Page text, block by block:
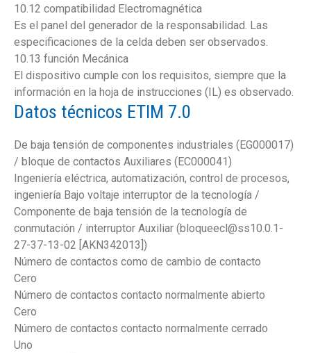
10.12 compatibilidad Electromagnética
Es el panel del generador de la responsabilidad. Las
especificaciones de la celda deben ser observados.
10.13 función Mecánica
El dispositivo cumple con los requisitos, siempre que la
información en la hoja de instrucciones (IL) es observado.
Datos técnicos ETIM 7.0
De baja tensión de componentes industriales (EG000017)
/ bloque de contactos Auxiliares (EC000041)
Ingeniería eléctrica, automatización, control de procesos,
ingeniería Bajo voltaje interruptor de la tecnología /
Componente de baja tensión de la tecnología de
conmutación / interruptor Auxiliar (bloqueecl@ss10.0.1-
27-37-13-02 [AKN342013])
Número de contactos como de cambio de contacto
Cero
Número de contactos contacto normalmente abierto
Cero
Número de contactos contacto normalmente cerrado
Uno